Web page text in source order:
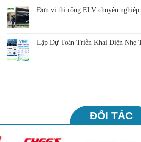
Đơn vị thi công ELV chuyên nghiệp
Lập Dự Toán Triển Khai Điện Nhẹ
ĐỐI TÁC